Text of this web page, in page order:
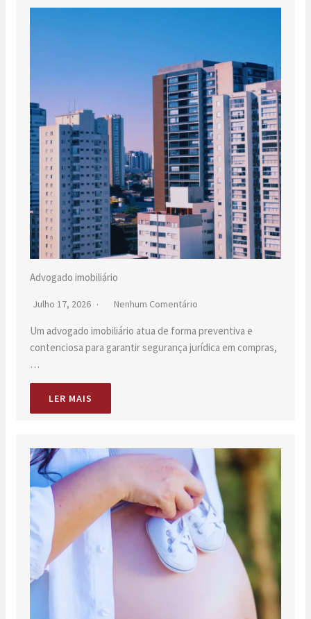
Advogado imobiliário
Julho 17, 2026 Nenhum Comentário
Um advogado imobiliário atua de forma preventiva e
contenciosa para garantir segurança jurídica em compras,
…
LER MAIS